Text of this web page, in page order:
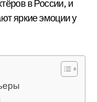
в России, и
яркие эмоции у